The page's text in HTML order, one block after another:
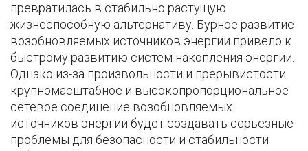
превратилась в стабильно растущую
жизнеспособную альтернативу. Бурное развитие
возобновляемых источников энергии привело к
быстрому развитию систем накопления энергии.
Однако из-за произвольности и прерывистости
крупномасштабное и высокопропорциональное
сетевое соединение возобновляемых
источников энергии будет создавать серьезные
проблемы для безопасности и стабильности